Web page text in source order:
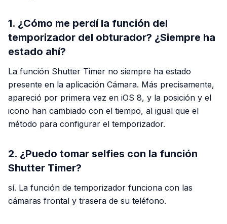
1. ¿Cómo me perdí la función del
temporizador del obturador? ¿Siempre ha
estado ahí?
La función Shutter Timer no siempre ha estado
presente en la aplicación Cámara. Más precisamente,
apareció por primera vez en iOS 8, y la posición y el
icono han cambiado con el tiempo, al igual que el
método para configurar el temporizador.
2. ¿Puedo tomar selfies con la función
Shutter Timer?
sí. La función de temporizador funciona con las
cámaras frontal y trasera de su teléfono.